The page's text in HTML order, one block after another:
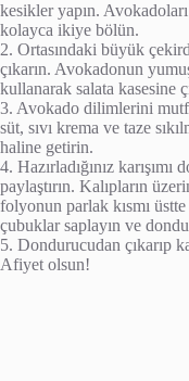
kesikler yapın.
kolayca ikiye bölün.
2. Ortasındaki büyük
çıkarın. Avokadonun
kullanarak salata kasesine
3. Avokado dilimlerini
süt, sıvı krema ve taze
haline getirin.
4. Hazırladığınız
paylaştırın. Kalıpların
folyonun parlak kısmı üstte
çubuklar saplayın ve
5. Dondurucudan çıkarıp
Afiyet olsun!